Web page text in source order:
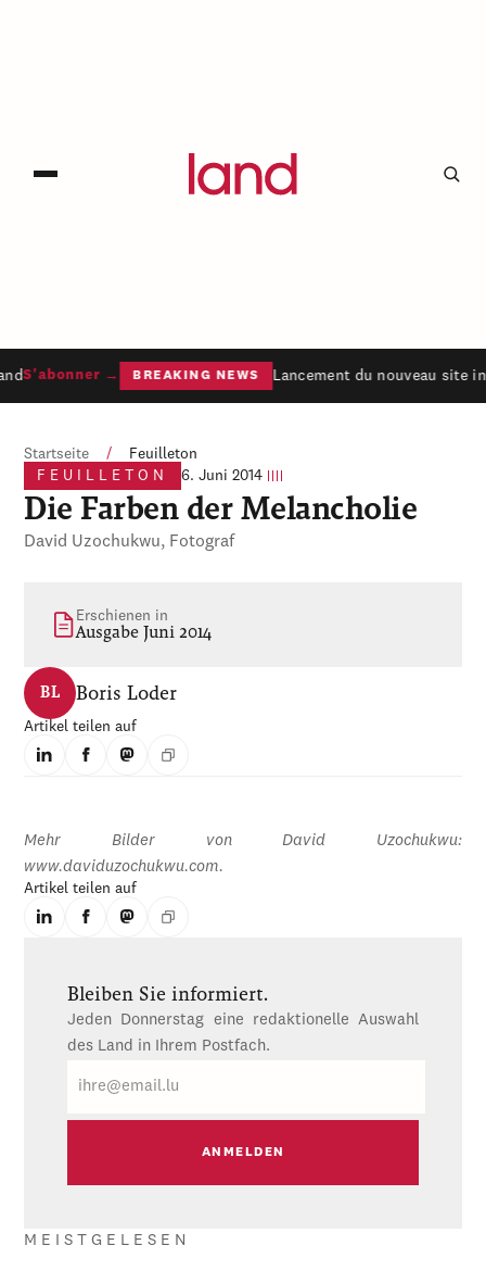
S'abonner → BREAKING NEWS Lancement du nouveau site
Startseite /
Feuilleton
FEUILLETON
6. Juni 2014
Die Farben der Melancholie
David Uzochukwu, Fotograf
Erschienen in
Ausgabe Juni 2014
BL Boris Loder
Artikel teilen auf
Mehr Bilder von David Uzochukwu:
www.daviduzochukwu.com.
Artikel teilen auf
Bleiben Sie informiert.
Jeden Donnerstag eine redaktionelle Auswahl
des Land in Ihrem Postfach.
Mail
MEISTGELESEN